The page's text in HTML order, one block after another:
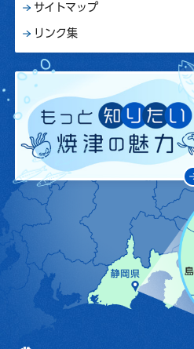
サイトマップ
リンク集